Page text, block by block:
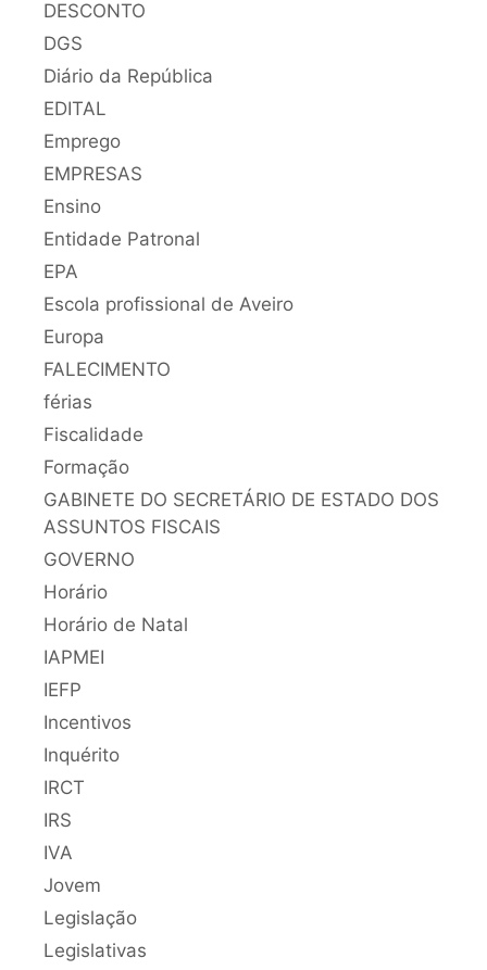
DESCONTO
DGS
Diário da República
EDITAL
Emprego
EMPRESAS
Ensino
Entidade Patronal
EPA
Escola profissional de Aveiro
Europa
FALECIMENTO
férias
Fiscalidade
Formação
GABINETE DO SECRETÁRIO DE ESTADO DOS
ASSUNTOS FISCAIS
GOVERNO
Horário
Horário de Natal
IAPMEI
IEFP
Incentivos
Inquérito
IRCT
IRS
IVA
Jovem
Legislação
Legislativas